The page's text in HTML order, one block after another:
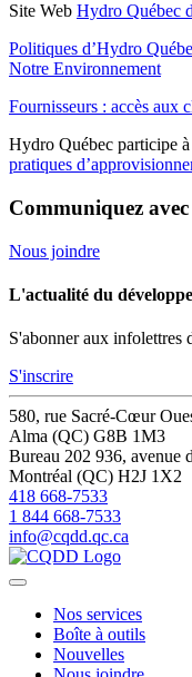
Site Web Hydro Québec
Politiques d’Hydro
Notre Environnement
Fournisseurs : accès aux
Hydro Québec participe à
pratiques
Communiquez
Nous joindre
L'actualité du
S'abonner aux infolettres
S'inscrire
580, rue Sacré-Cœur
Alma (QC) G8B 1M3
Bureau 202 936, avenue
Montréal (QC) H2J 1X2
418 668-7533
1 844 668-7533
info@cqdd.qc.ca
Nos services
Boîte à outils
Nouvelles